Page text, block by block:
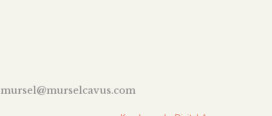
mursel@murselcavus.com